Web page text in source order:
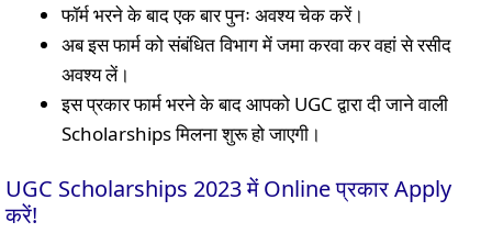
फॉर्म भरने के बाद एक बार पुनः अवश्य चेक करें।
अब इस फार्म को संबंधित विभाग में जमा करवा कर वहां से रसीद
अवश्य लें।
इस प्रकार फार्म भरने के बाद आपको UGC द्वारा दी जाने वाली
Scholarships मिलना शुरू हो जाएगी।
UGC Scholarships 2023 में Online प्रकार Apply
करें!